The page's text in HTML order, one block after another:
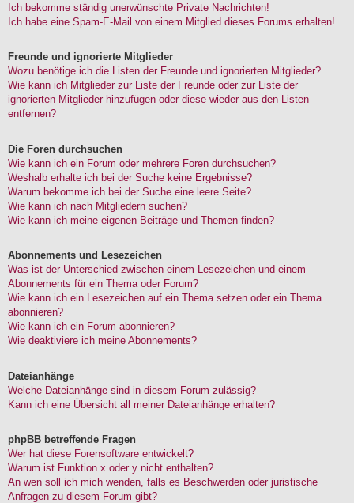
Ich bekomme ständig unerwünschte Private Nachrichten!
Ich habe eine Spam-E-Mail von einem Mitglied dieses Forums erhalten!
Freunde und ignorierte Mitglieder
Wozu benötige ich die Listen der Freunde und ignorierten Mitglieder?
Wie kann ich Mitglieder zur Liste der Freunde oder zur Liste der
ignorierten Mitglieder hinzufügen oder diese wieder aus den Listen
entfernen?
Die Foren durchsuchen
Wie kann ich ein Forum oder mehrere Foren durchsuchen?
Weshalb erhalte ich bei der Suche keine Ergebnisse?
Warum bekomme ich bei der Suche eine leere Seite?
Wie kann ich nach Mitgliedern suchen?
Wie kann ich meine eigenen Beiträge und Themen finden?
Abonnements und Lesezeichen
Was ist der Unterschied zwischen einem Lesezeichen und einem
Abonnements für ein Thema oder Forum?
Wie kann ich ein Lesezeichen auf ein Thema setzen oder ein Thema
abonnieren?
Wie kann ich ein Forum abonnieren?
Wie deaktiviere ich meine Abonnements?
Dateianhänge
Welche Dateianhänge sind in diesem Forum zulässig?
Kann ich eine Übersicht all meiner Dateianhänge erhalten?
phpBB betreffende Fragen
Wer hat diese Forensoftware entwickelt?
Warum ist Funktion x oder y nicht enthalten?
An wen soll ich mich wenden, falls es Beschwerden oder juristische
Anfragen zu diesem Forum gibt?